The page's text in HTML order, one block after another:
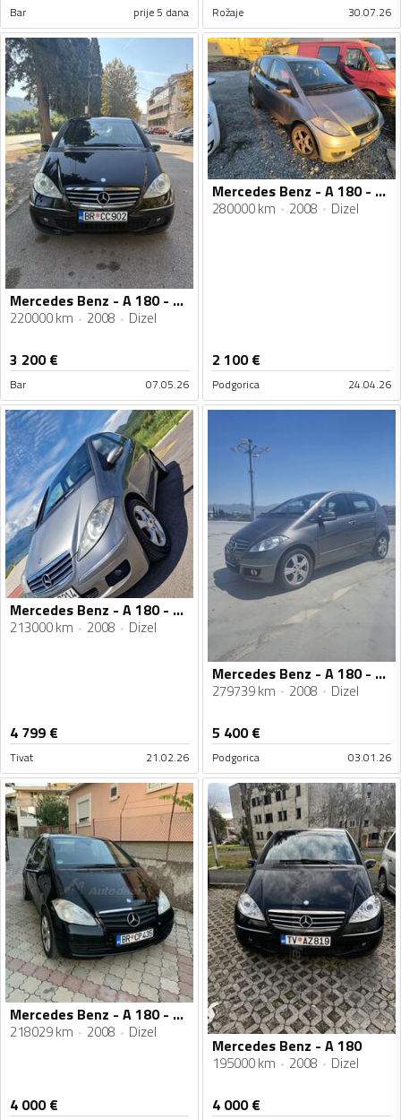
Bar prije 5 dana Rožaje 30.07.26
Mercedes Benz - A 180 - 2.0
220000 km 2008 Dizel
3 200€
Bar 07.05.26
Mercedes Benz - A 180 - 1.8
280000 km 2008 Dizel
2 100€
Podgorica 24.04.26
Mercedes Benz - A 180 - 1.9 cdi
213000 km 2008 Dizel
4 799 €
Tivat 21.02.26
Mercedes Benz - A 180 - Avantgarde
279739 km 2008 Dizel
5 400€
Podgorica 03.01.26
Mercedes Benz - A 180 - 2.0
218029 km 2008 Dizel
4 000€
Mercedes Benz - A 180
195000 km 2008 Dizel
4 000€